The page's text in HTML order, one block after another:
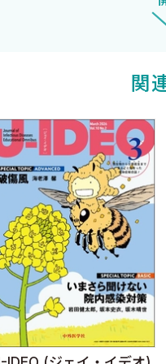
浩樹
かほる
ンフルエンザ）
関